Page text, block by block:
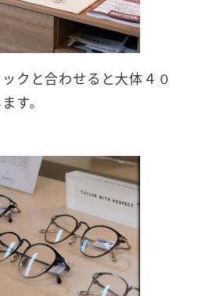
クと合わせると大体４０
す。